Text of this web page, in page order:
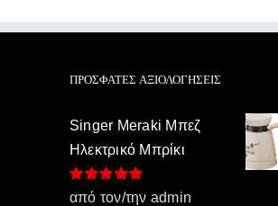
ΠΡΌΣΦΑΤΕΣ ΑΞΙΟΛΟΓΉΣΕΙΣ
Singer Meraki Μπεζ
Ηλεκτρικό Μπρίκι
Βαθμολογήθηκε
από τον/την admin